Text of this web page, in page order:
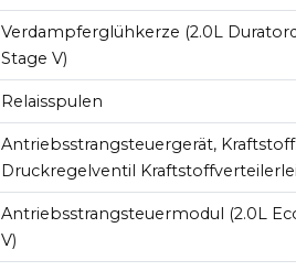
Verdampferglühkerze (2.0L
Stage V)
Relaisspulen
Antriebsstrangsteuergerät,
Druckregelventil
Antriebsstrangsteuermodul (2.0L
V)